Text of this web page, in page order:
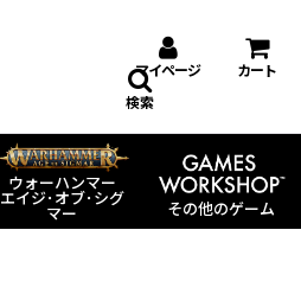
マイページ カート
ウォーハンマー
エイジ･オブ･シグ
マー その他のゲーム
検索